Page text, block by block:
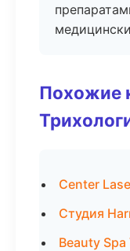
Похожие
Center
Студия
Beauty